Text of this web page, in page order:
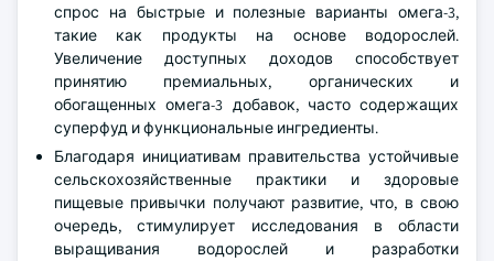
спрос на быстрые и полезные варианты омега-3,
такие как продукты на основе водорослей.
Увеличение доступных доходов способствует
принятию премиальных, органических и
обогащенных омега-3 добавок, часто содержащих
суперфуд и функциональные ингредиенты.
Благодаря инициативам правительства устойчивые
сельскохозяйственные практики и здоровые
пищевые привычки получают развитие, что, в свою
очередь, стимулирует исследования в области
выращивания водорослей и разработки